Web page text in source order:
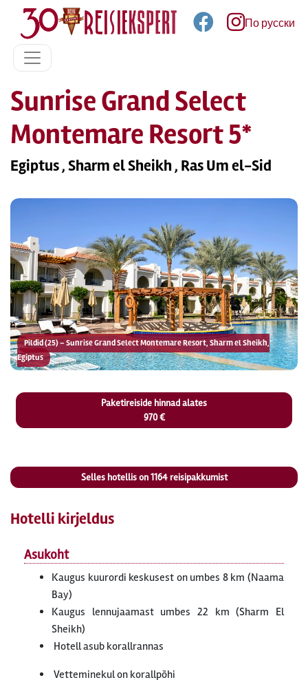
По русски
Sunrise Grand Select
Montemare Resort 5*
Egiptus , Sharm el Sheikh , Ras Um el-Sid
Pildid (25) – Sunrise Grand Select Montemare Resort, Sharm el Sheikh,
Egiptus
Paketireiside hinnad alates
970 €
Selles hotellis on1164reisipakkumist
Hotelli kirjeldus
Asukoht
Kaugus kuurordi keskusest on umbes 8 km (Naama
Bay)
Kaugus lennujaamast umbes 22 km (Sharm El
Sheikh)
Hotell asub korallrannas
Vetteminekul on korallpõhi